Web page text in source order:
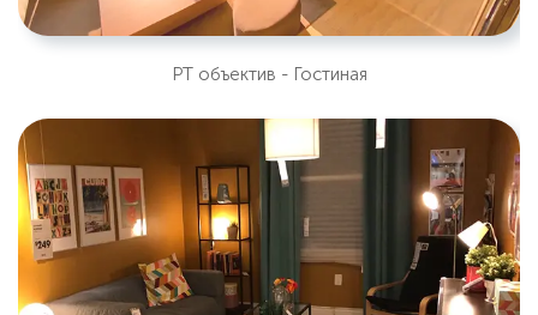
PT объектив - Гостиная